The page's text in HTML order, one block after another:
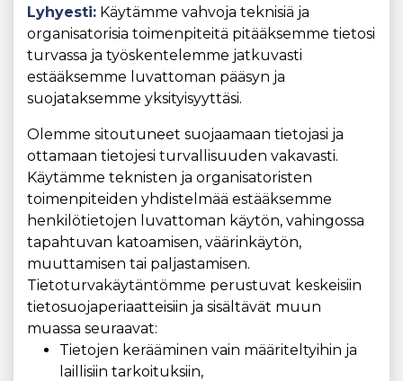
Lyhyesti: Käytämme vahvoja teknisiä ja
organisatorisia toimenpiteitä pitääksemme tietosi
turvassa ja työskentelemme jatkuvasti
estääksemme luvattoman pääsyn ja
suojataksemme yksityisyyttäsi.
Olemme sitoutuneet suojaamaan tietojasi ja
ottamaan tietojesi turvallisuuden vakavasti.
Käytämme teknisten ja organisatoristen
toimenpiteiden yhdistelmää estääksemme
henkilötietojen luvattoman käytön, vahingossa
tapahtuvan katoamisen, väärinkäytön,
muuttamisen tai paljastamisen.
Tietoturvakäytäntömme perustuvat keskeisiin
tietosuojaperiaatteisiin ja sisältävät muun
muassa seuraavat:
Tietojen kerääminen vain määriteltyihin ja
laillisiin tarkoituksiin,